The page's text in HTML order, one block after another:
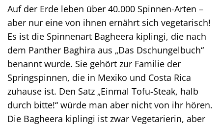
Auf der Erde leben über 40.000 Spinnen-Arten –
aber nur eine von ihnen ernährt sich vegetarisch!
Es ist die Spinnenart Bagheera kiplingi, die nach
dem Panther Baghira aus „Das Dschungelbuch“
benannt wurde. Sie gehört zur Familie der
Springspinnen, die in Mexiko und Costa Rica
zuhause ist. Den Satz „Einmal Tofu-Steak, halb
durch bitte!“ würde man aber nicht von ihr hören.
Die Bagheera kiplingi ist zwar Vegetarierin, aber